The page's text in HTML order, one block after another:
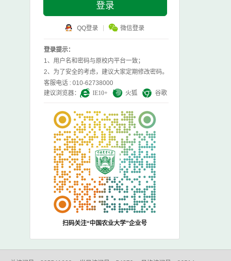
登录
QQ登录 微信登录
登录提示：
1、用户名和密码与原校内平台一致；
2、为了安全的考虑，建议大家定期修改密码。
客服电话 : 010-62738000
建议浏览器：
IE10+ 火狐 谷歌
扫码关注“中国农业大学”企业号